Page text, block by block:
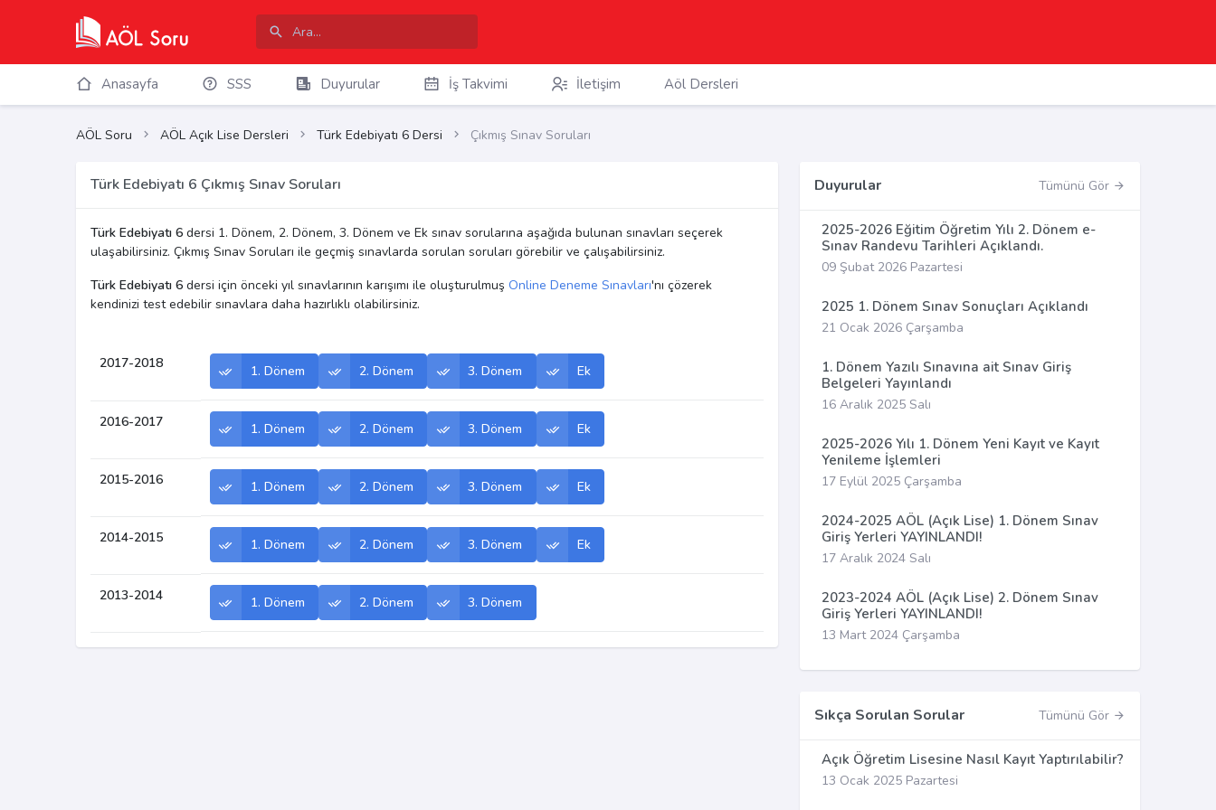
Anasayfa SSS Duyurular İş Takvimi İletişim Aöl Dersleri
AÖL Soru AÖL Açık Lise Dersleri Türk Edebiyatı 6 Dersi Çıkmış Sınav Soruları
Türk Edebiyatı 6 Çıkmış Sınav Soruları
Türk Edebiyatı 6 dersi 1. Dönem, 2. Dönem, 3. Dönem ve Ek sınav sorularına aşağıda bulunan sınavları seçerek
ulaşabilirsiniz. Çıkmış Sınav Soruları ile geçmiş sınavlarda sorulan soruları görebilir ve çalışabilirsiniz.
Türk Edebiyatı 6 dersi için önceki yıl sınavlarının karışımı ile oluşturulmuş Online Deneme Sınavları'nı çözerek
kendinizi test edebilir sınavlara daha hazırlıklı olabilirsiniz.
2017-2018 1. Dönem 2. Dönem 3. Dönem Ek
2016-2017 1. Dönem 2. Dönem 3. Dönem Ek
2015-2016 1. Dönem 2. Dönem 3. Dönem Ek
2014-2015 1. Dönem 2. Dönem 3. Dönem Ek
2013-2014 1. Dönem 2. Dönem 3. Dönem
Duyurular Tümünü Gör
2025-2026 Eğitim Öğretim Yılı 2. Dönem e-
Sınav Randevu Tarihleri Açıklandı.
09 Şubat 2026 Pazartesi
2025 1. Dönem Sınav Sonuçları Açıklandı
21 Ocak 2026 Çarşamba
1. Dönem Yazılı Sınavına ait Sınav Giriş
Belgeleri Yayınlandı
16 Aralık 2025 Salı
2025-2026 Yılı 1. Dönem Yeni Kayıt ve Kayıt
Yenileme İşlemleri
17 Eylül 2025 Çarşamba
2024-2025 AÖL (Açık Lise) 1. Dönem Sınav
Giriş Yerleri YAYINLANDI!
17 Aralık 2024 Salı
2023-2024 AÖL (Açık Lise) 2. Dönem Sınav
Giriş Yerleri YAYINLANDI!
13 Mart 2024 Çarşamba
Sıkça Sorulan Sorular Tümünü Gör
Açık Öğretim Lisesine Nasıl Kayıt Yaptırılabilir?
13 Ocak 2025 Pazartesi